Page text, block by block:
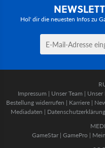
Hol' dir die neuesten Infos zu
Impressum | Unser Team |
Bestellung widerrufen | Karriere |
Mediadaten | Datenschutzerklärung
GameStar| GamePro |